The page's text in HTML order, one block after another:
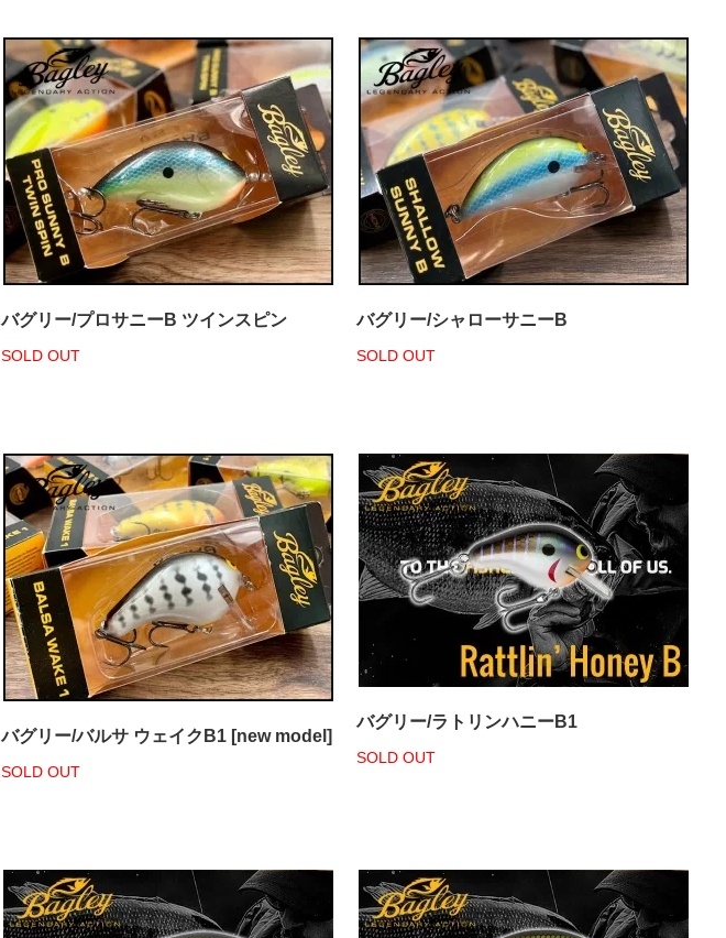
バグリー/プロサニーB ツインスピン
SOLD OUT
バグリー/シャローサニーB
SOLD OUT
バグリー/バルサ ウェイクB1 [new model]
SOLD OUT
バグリー/ラトリンハニーB1
SOLD OUT